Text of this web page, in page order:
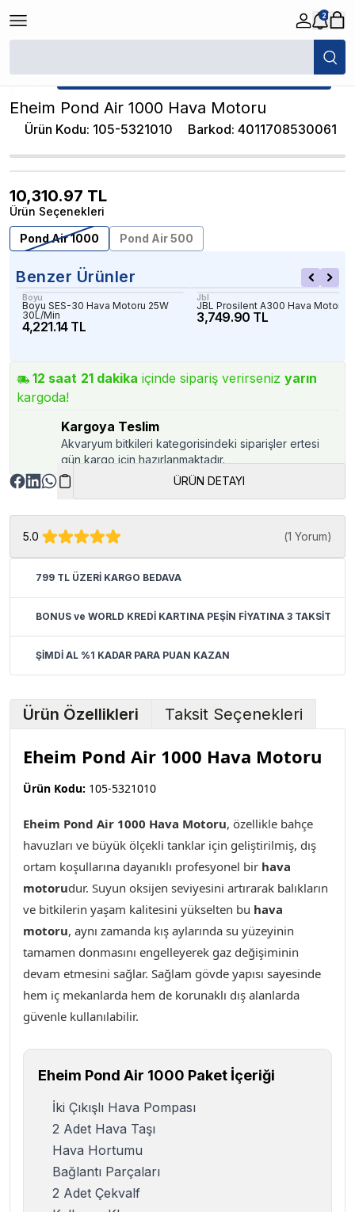
2
/
★ Atakan Petshop, Eheim yetkili satıcısıdır.
Eheim Pond Air 1000 Hava Motoru
Ürün Kodu: 105-5321010 Barkod: 4011708530061
10,310.97 TL
Ürün Seçenekleri
Pond Air 1000
Pond Air 500
Benzer Ürünler
Boyu
Boyu SES-30 Hava Motoru 25W
30L/Min
4,221.14 TL
Jbl
JBL Prosilent A300 Hava Motoru
3,749.90 TL
12 saat 21 dakika içinde sipariş verirseniz yarın
kargoda!
Kargoya Teslim
Akvaryum bitkileri kategorisindeki siparişler ertesi
gün kargo için hazırlanmaktadır.
ÜRÜN DETAYI
5.0 (1 Yorum)
799 TL ÜZERİ KARGO BEDAVA
BONUS ve WORLD KREDİ KARTINA PEŞİN FİYATINA 3 TAKSİT
ŞİMDİ AL %1 KADAR PARA PUAN KAZAN
Ürün Özellikleri Taksit Seçenekleri
Eheim Pond Air 1000 Hava Motoru
Ürün Kodu: 105-5321010
Eheim Pond Air 1000 Hava Motoru, özellikle bahçe
havuzları ve büyük ölçekli tanklar için geliştirilmiş, dış
ortam koşullarına dayanıklı profesyonel bir hava
motorudur. Suyun oksijen seviyesini artırarak balıkların
ve bitkilerin yaşam kalitesini yükselten bu hava
motoru, aynı zamanda kış aylarında su yüzeyinin
tamamen donmasını engelleyerek gaz değişiminin
devam etmesini sağlar. Sağlam gövde yapısı sayesinde
hem iç mekanlarda hem de korunaklı dış alanlarda
güvenle kullanılabilir.
Eheim Pond Air 1000 Paket İçeriği
İki Çıkışlı Hava Pompası
2 Adet Hava Taşı
Hava Hortumu
Bağlantı Parçaları
2 Adet Çekvalf